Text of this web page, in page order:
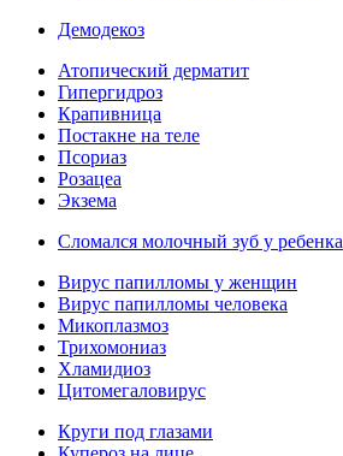
Демодекоз
Атопический дерматит
Гипергидроз
Крапивница
Постакне на теле
Псориаз
Розацеа
Экзема
Сломался молочный зуб у ребенка
Вирус папилломы у женщин
Вирус папилломы человека
Микоплазмоз
Трихомониаз
Хламидиоз
Цитомегаловирус
Круги под глазами